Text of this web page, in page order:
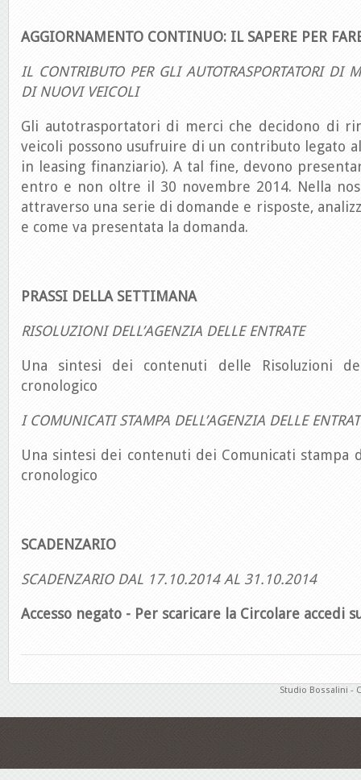
AGGIORNAMENTO CONTINUO: IL SAPERE PER
IL CONTRIBUTO PER GLI AUTOTRASPORTATORI DI
DI NUOVI VEICOLI
Gli autotrasportatori di merci che decidono di
veicoli possono usufruire di un contributo legato
in leasing finanziario). A tal fine, devono
entro e non oltre il 30 novembre 2014. Nella
attraverso una serie di domande e risposte,
e come va presentata la domanda.
PRASSI DELLA SETTIMANA
RISOLUZIONI DELL’AGENZIA DELLE ENTRATE
Una sintesi dei contenuti delle Risoluzioni
cronologico
I COMUNICATI STAMPA DELL’AGENZIA DELLE
Una sintesi dei contenuti dei Comunicati stampa
cronologico
SCADENZARIO
SCADENZARIO DAL 17.10.2014 AL 31.10.2014
Accesso negato - Per scaricare la Circolare accedi
Studio Bossalini -